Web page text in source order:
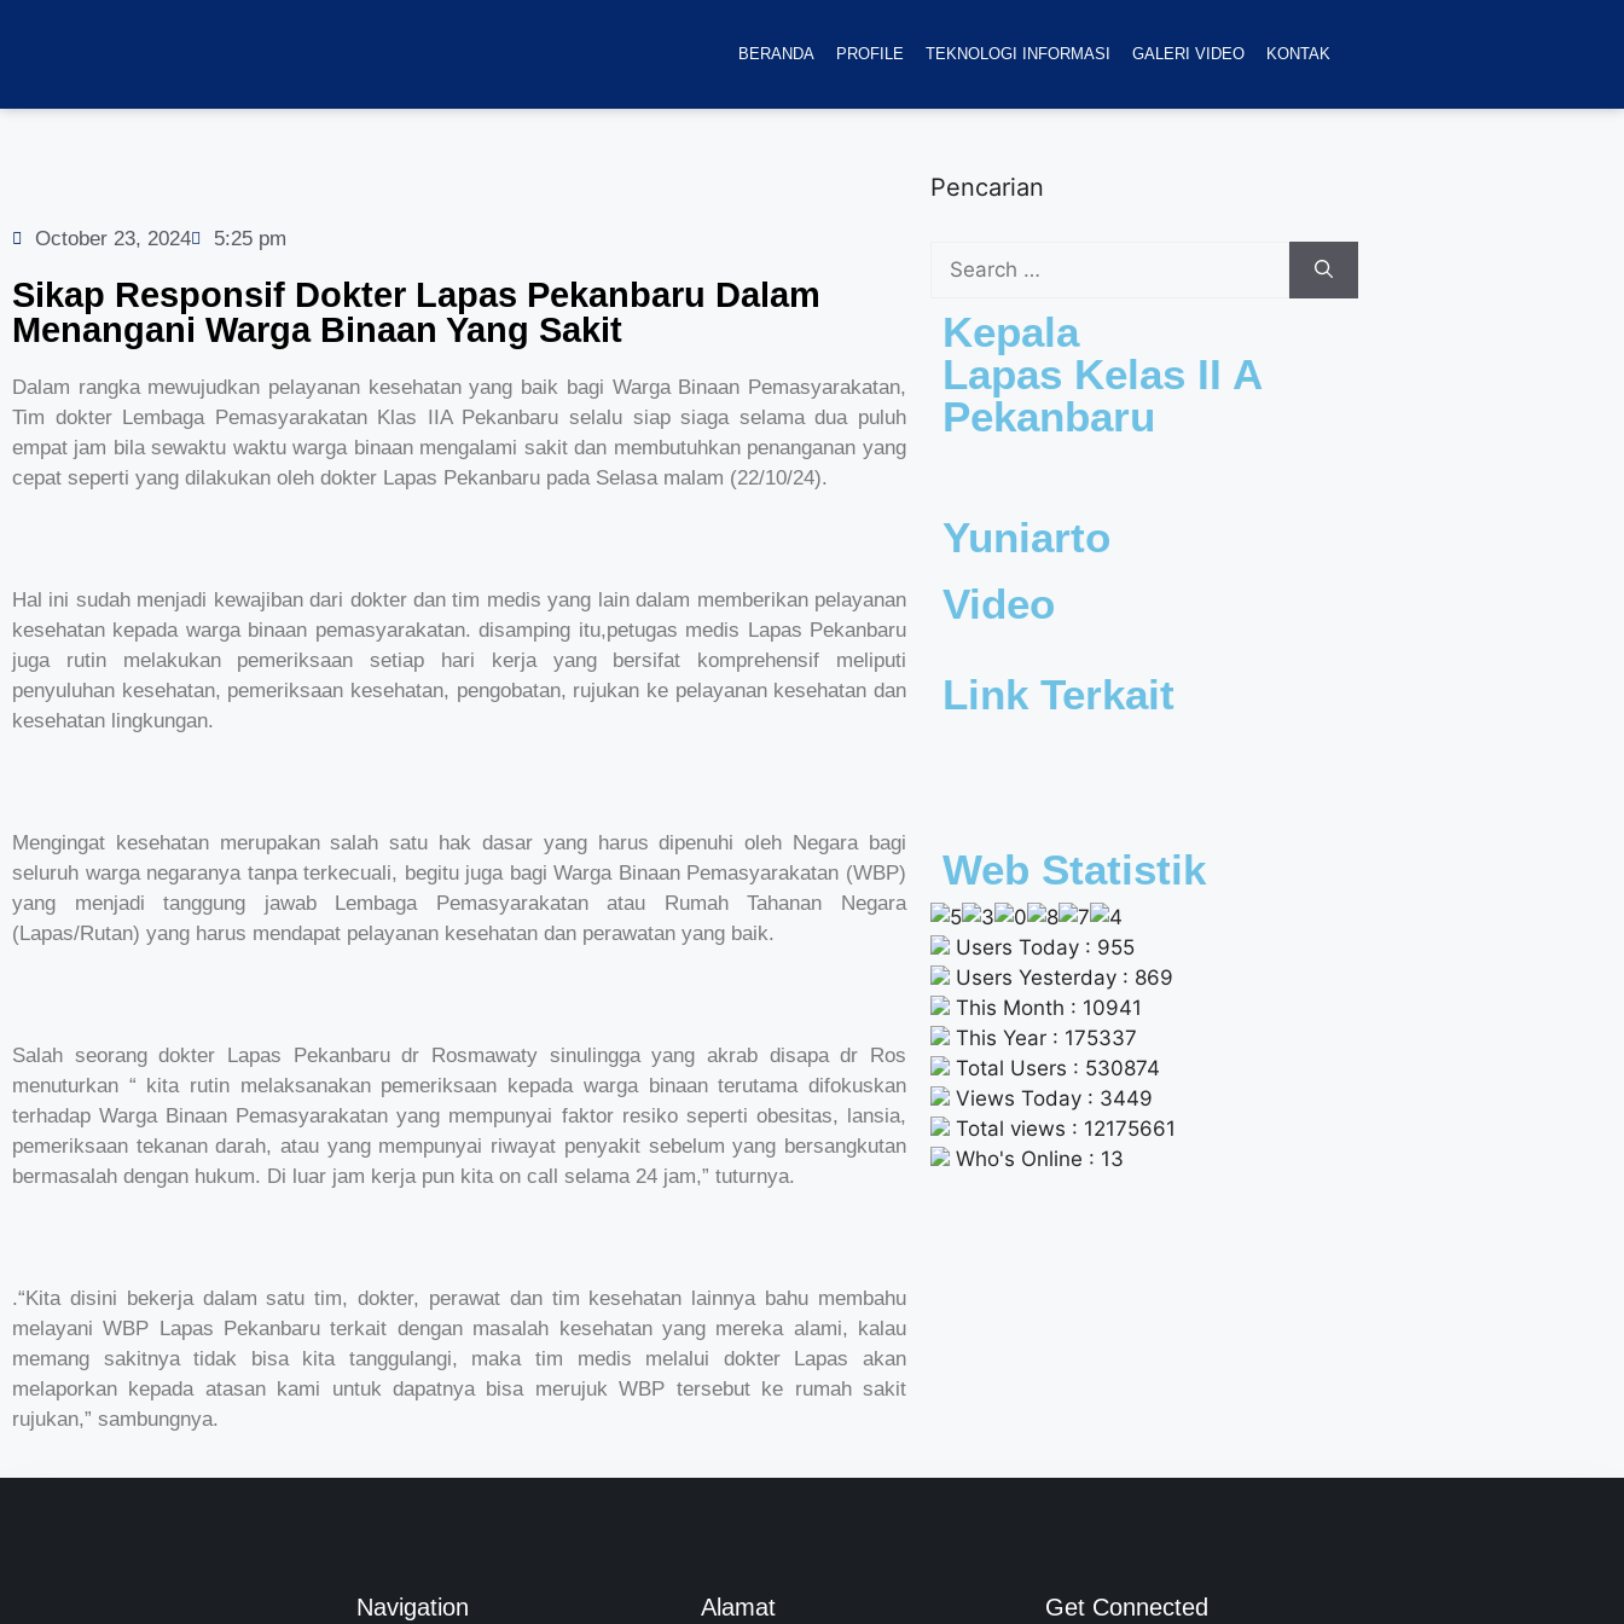
BERANDA PROFILE TEKNOLOGI INFORMASI GALERI VIDEO KONTAK
October 23, 2024 5:25 pm
Sikap Responsif Dokter Lapas Pekanbaru Dalam
Menangani Warga Binaan Yang Sakit
Dalam rangka mewujudkan pelayanan kesehatan yang baik bagi Warga Binaan Pemasyarakatan,
Tim dokter Lembaga Pemasyarakatan Klas IIA Pekanbaru selalu siap siaga selama dua puluh
empat jam bila sewaktu waktu warga binaan mengalami sakit dan membutuhkan penanganan yang
cepat seperti yang dilakukan oleh dokter Lapas Pekanbaru pada Selasa malam (22/10/24).
Hal ini sudah menjadi kewajiban dari dokter dan tim medis yang lain dalam memberikan pelayanan
kesehatan kepada warga binaan pemasyarakatan. disamping itu,petugas medis Lapas Pekanbaru
juga rutin melakukan pemeriksaan setiap hari kerja yang bersifat komprehensif meliputi
penyuluhan kesehatan, pemeriksaan kesehatan, pengobatan, rujukan ke pelayanan kesehatan dan
kesehatan lingkungan.
Mengingat kesehatan merupakan salah satu hak dasar yang harus dipenuhi oleh Negara bagi
seluruh warga negaranya tanpa terkecuali, begitu juga bagi Warga Binaan Pemasyarakatan (WBP)
yang menjadi tanggung jawab Lembaga Pemasyarakatan atau Rumah Tahanan Negara
(Lapas/Rutan) yang harus mendapat pelayanan kesehatan dan perawatan yang baik.
Salah seorang dokter Lapas Pekanbaru dr Rosmawaty sinulingga yang akrab disapa dr Ros
menuturkan “ kita rutin melaksanakan pemeriksaan kepada warga binaan terutama difokuskan
terhadap Warga Binaan Pemasyarakatan yang mempunyai faktor resiko seperti obesitas, lansia,
pemeriksaan tekanan darah, atau yang mempunyai riwayat penyakit sebelum yang bersangkutan
bermasalah dengan hukum. Di luar jam kerja pun kita on call selama 24 jam,” tuturnya.
.“Kita disini bekerja dalam satu tim, dokter, perawat dan tim kesehatan lainnya bahu membahu
melayani WBP Lapas Pekanbaru terkait dengan masalah kesehatan yang mereka alami, kalau
memang sakitnya tidak bisa kita tanggulangi, maka tim medis melalui dokter Lapas akan
melaporkan kepada atasan kami untuk dapatnya bisa merujuk WBP tersebut ke rumah sakit
rujukan,” sambungnya.
Pencarian
Kepala
Lapas Kelas II A
Pekanbaru
Yuniarto
Video
Link Terkait
Web Statistik
Users Today : 955
Users Yesterday : 869
This Month : 10941
This Year : 175337
Total Users : 530874
Views Today : 3449
Total views : 12175661
Who's Online : 13
Navigation Alamat Get Connected